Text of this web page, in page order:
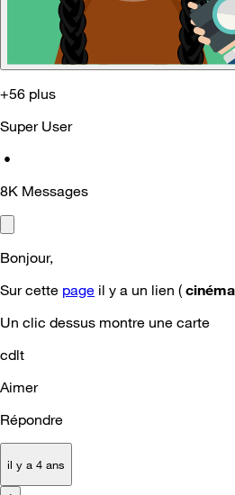
+56 plus
Super User
•
8K Messages
Bonjour,
Sur cette page il y a un lien (
Un clic dessus montre une carte
cdlt
Aimer
Répondre
il y a 4 ans